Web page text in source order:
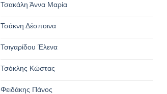
Τσακάλη Άννα Μαρία
Τσάκνη Δέσποινα
Τσιγαρίδου Έλενα
Τσόκλης Κώστας
Φειδάκης Πάνος